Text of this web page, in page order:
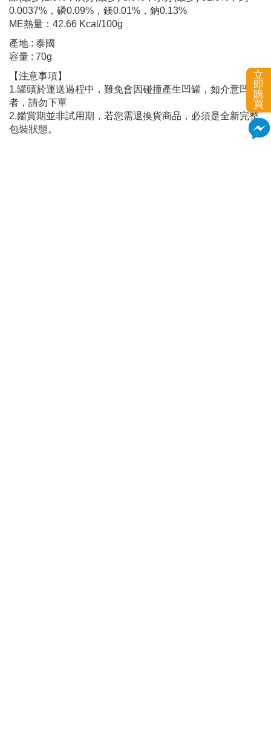
立
即
購
買
0.0037%，磷0.09%，鎂0.01%，鈉0.13%
ME熱量：42.66 Kcal/100g
產地 : 泰國
容量 : 70g
【注意事項】
1.罐頭於運送過程中，難免會因碰撞產生凹罐，如介意凹罐
者，請勿下單
2.鑑賞期並非試用期，若您需退換貨商品，必須是全新完整
包裝狀態。